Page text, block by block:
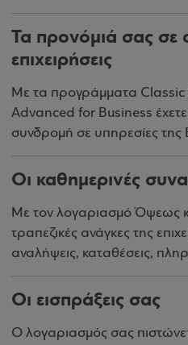
Τα προνόμιά σας σε
επιχειρήσεις
Με τα προγράμματα Classic
Advanced for Business
συνδρομή σε υπηρεσίες της
Οι καθημερινές
Με τον λογαριασμό Όψεως
τραπεζικές ανάγκες της
αναλήψεις, καταθέσεις,
Οι εισπράξεις σας
Ο λογαριασμός σας